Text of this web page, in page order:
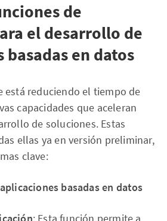
de
el desarrollo de
basadas en datos
está reduciendo el tiempo de
capacidades que aceleran
de soluciones. Estas
ellas ya en versión preliminar,
clave:
basadas en datos